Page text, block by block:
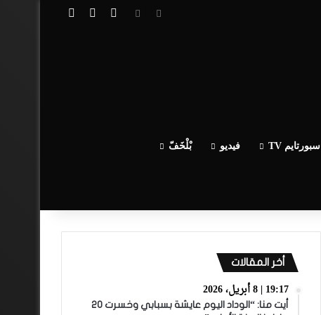
تسجيل الدخول
مقال عشوائي
سبورتايم TV فيديو بْلْخَفّ
أخر المقالات
19:17 | 8 أبريل، 2026
أيت منا: “الوداد اليوم عايشة بسبابي وخسرت 20